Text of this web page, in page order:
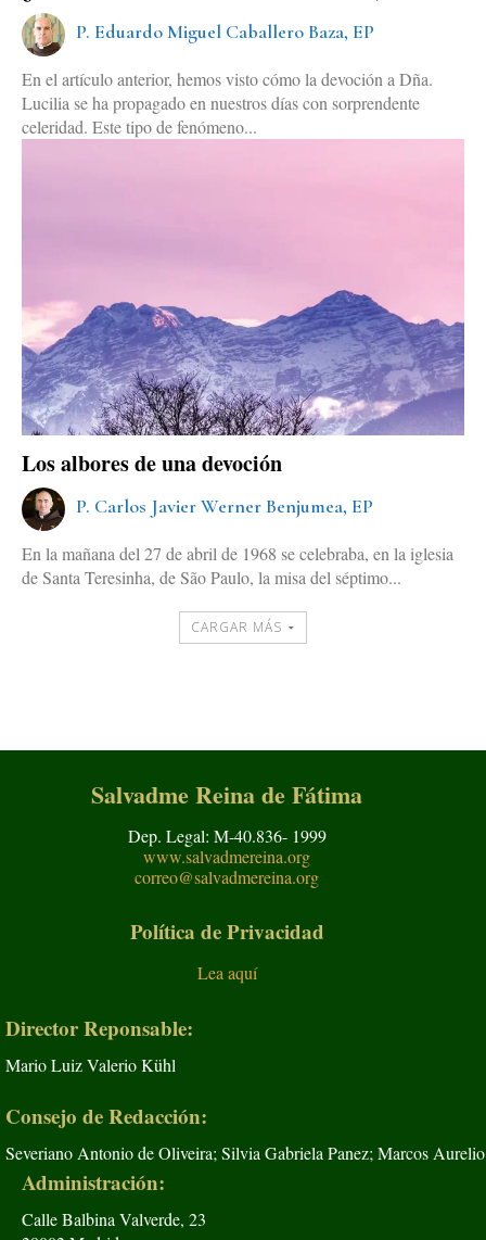
P. Eduardo Miguel Caballero Baza, EP
En el artículo anterior, hemos visto cómo la devoción a Dña.
Lucilia se ha propagado en nuestros días con sorprendente
celeridad. Este tipo de fenómeno...
Los albores de una devoción
P. Carlos Javier Werner Benjumea, EP
En la mañana del 27 de abril de 1968 se celebraba, en la iglesia
de Santa Teresinha, de São Paulo, la misa del séptimo...
CARGAR MÁS
Salvadme Reina de Fátima
Dep. Legal: M-40.836- 1999
www.salvadmereina.org
correo@salvadmereina.org
Política de Privacidad
Lea aquí
Director Reponsable:
Mario Luiz Valerio Kühl
Consejo de Redacción:
Severiano Antonio de Oliveira; Silvia Gabriela Panez; Marcos
Administración:
Calle Balbina Valverde, 23